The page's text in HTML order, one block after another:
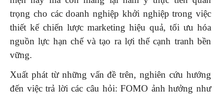
trọng cho các doanh nghiệp khởi nghiệp trong việc
thiết kế chiến lược marketing hiệu quả, tối ưu hóa
nguồn lực hạn chế và tạo ra lợi thế cạnh tranh bền
vững.
Xuất phát từ những vấn đề trên, nghiên cứu hướng
đến việc trả lời các câu hỏi: FOMO ảnh hưởng như